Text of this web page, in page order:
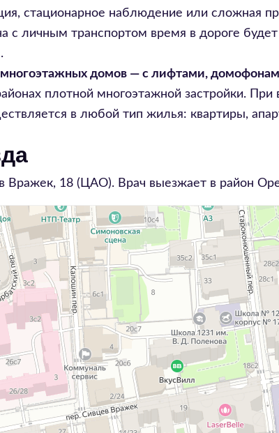
стационарное наблюдение или сложная
с личным транспортом время в дороге
домов — с лифтами,
плотной многоэтажной застройки.
в любой тип жилья: квартиры,
Вражек, 18 (ЦАО). Врач выезжает в район